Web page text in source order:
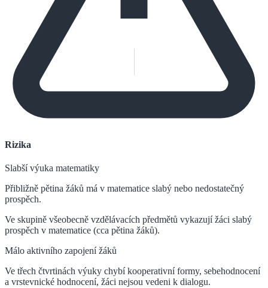
Rizika
Slabší výuka matematiky
Přibližně pětina žáků má v matematice slabý nebo nedostatečný
prospěch.
Ve skupině všeobecně vzdělávacích předmětů vykazují žáci slabý
prospěch v matematice (cca pětina žáků).
Málo aktivního zapojení žáků
Ve třech čtvrtinách výuky chybí kooperativní formy, sebehodnocení
a vrstevnické hodnocení, žáci nejsou vedeni k dialogu.